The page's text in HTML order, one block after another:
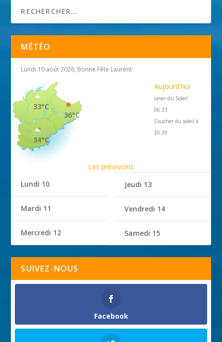
MÉTÉO
Lundi 10 août 2026, Bonne Fête Laurent
36°C
33°C
34°C
Aujourd'hui
Lever du Soleil
06:33
Coucher du soleil à
20:39
Les prévisions
Lundi 10
Mardi 11
Mercredi 12
Jeudi 13
Vendredi 14
Samedi 15
SUIVEZ-NOUS
Facebook